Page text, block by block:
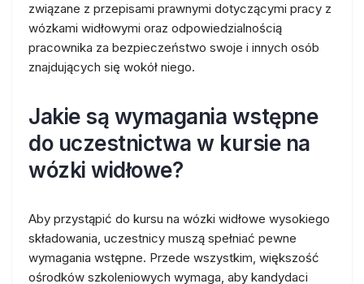
związane z przepisami prawnymi dotyczącymi pracy z
wózkami widłowymi oraz odpowiedzialnością
pracownika za bezpieczeństwo swoje i innych osób
znajdujących się wokół niego.
Jakie są wymagania wstępne
do uczestnictwa w kursie na
wózki widłowe?
Aby przystąpić do kursu na wózki widłowe wysokiego
składowania, uczestnicy muszą spełniać pewne
wymagania wstępne. Przede wszystkim, większość
ośrodków szkoleniowych wymaga, aby kandydaci